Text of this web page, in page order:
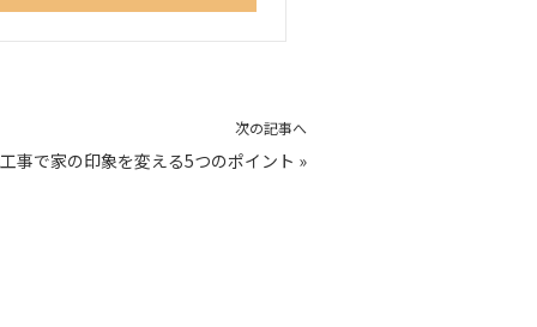
次の記事へ
事で家の印象を変える5つのポイント »